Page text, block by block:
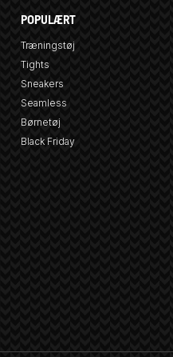
POPULÆRT
Træningstøj
Tights
Sneakers
Seamless
Børnetøj
Black Friday